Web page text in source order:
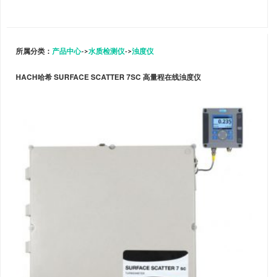
所属分类： 产品中心->水质检测仪->浊度仪
HACH哈希 SURFACE SCATTER 7SC 高量程在线浊度仪